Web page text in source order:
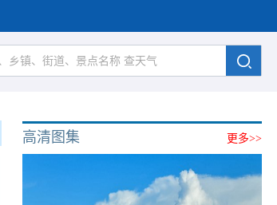
更多>>
高清图集